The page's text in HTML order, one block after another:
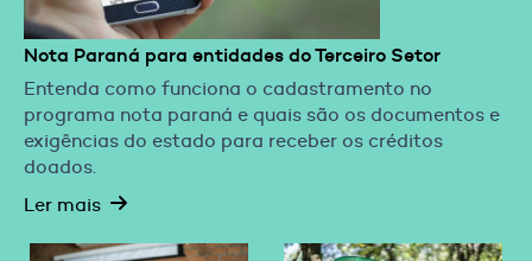
Nota Paraná para entidades do Terceiro Setor
Entenda como funciona o cadastramento no
programa nota paraná e quais são os documentos e
exigências do estado para receber os créditos
doados.
Ler mais